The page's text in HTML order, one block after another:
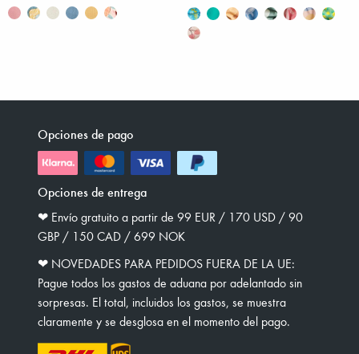
Opciones de pago
Opciones de entrega
❤︎ Envío gratuito a partir de 99 EUR / 170 USD / 90
GBP / 150 CAD / 699 NOK
❤︎ NOVEDADES PARA PEDIDOS FUERA DE LA UE:
Pague todos los gastos de aduana por adelantado sin
sorpresas. El total, incluidos los gastos, se muestra
claramente y se desglosa en el momento del pago.